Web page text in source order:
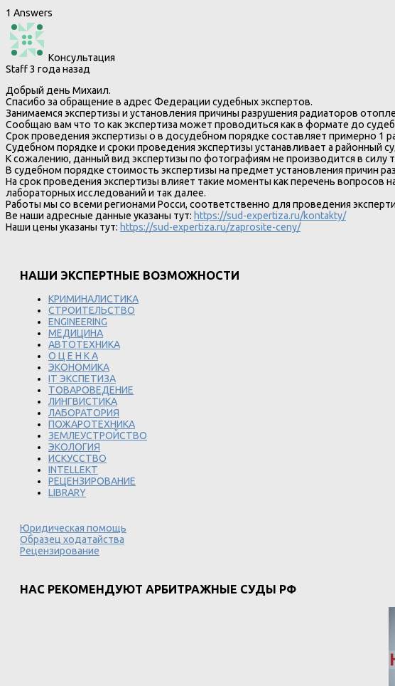
1 Answers
Консультация
Staff3 года назад
Добрый день Михаил.
Спасибо за обращение в адрес Федерации судебных экспертов.
Занимаемся экспертизы и установления причины разрушения радиаторов
Сообщаю вам что то как экспертиза может проводиться как в формате до
Срок проведения экспертизы о в досудебном порядке составляет примерно 1
Судебном порядке и сроки проведения экспертизы устанавливает а районный
К сожалению, данный вид экспертизы по фотографиям не производится в силу
В судебном порядке стоимость экспертизы на предмет установления причин
На срок проведения экспертизы влияет такие моменты как перечень
лабораторных исследований и так далее.
Работы мы со всеми регионами Росси, соответственно для проведения
Ве наши адресные данные указаны тут: https://sud-expertiza.ru/kontakty/
Наши цены указаны тут: https://sud-expertiza.ru/zaprosite-ceny/
НАШИ ЭКСПЕРТНЫЕ ВОЗМОЖНОСТИ
КРИМИНАЛИСТИКА
СТРОИТЕЛЬСТВО
ENGINEERING
МЕДИЦИНА
АВТОТЕХНИКА
О Ц Е Н К А
ЭКОНОМИКА
IT ЭКСПЕТИЗА
ТОВАРОВЕДЕНИЕ
ЛИНГВИСТИКА
ЛАБОРАТОРИЯ
ПОЖАРОТЕХНИКА
ЗЕМЛЕУСТРОЙСТВО
ЭКОЛОГИЯ
ИСКУССТВО
INTELLEKT
РЕЦЕНЗИРОВАНИЕ
LIBRARY
Юридическая помощь
Образец ходатайства
Рецензирование
НАС РЕКОМЕНДУЮТ АРБИТРАЖНЫЕ СУДЫ РФ